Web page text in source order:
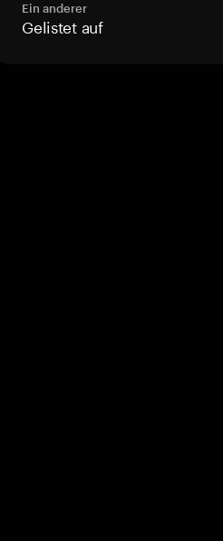
Ein anderer
Gelistet auf